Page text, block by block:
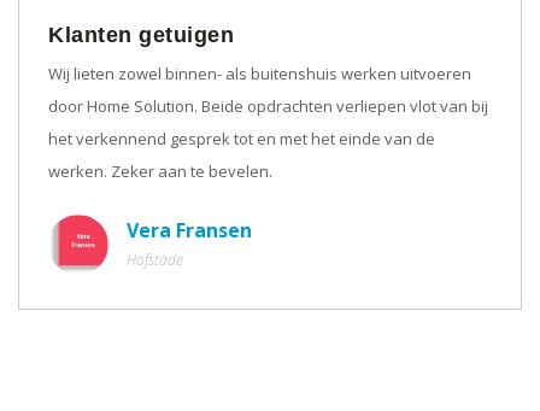
Klanten getuigen
Wij lieten zowel binnen- als buitenshuis werken uitvoeren
door Home Solution. Beide opdrachten verliepen vlot van bij
het verkennend gesprek tot en met het einde van de
werken. Zeker aan te bevelen.
Vera Fransen
Hofstade